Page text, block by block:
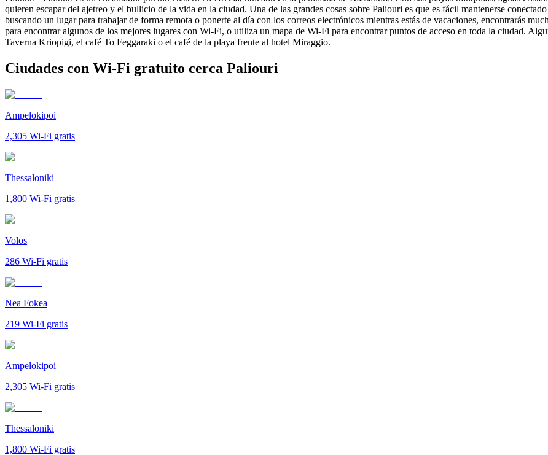
quieren escapar del ajetreo y el bullicio de la vida en la ciudad. Una de las grandes cosas sobre Paliouri es que es fácil mantenerse
buscando un lugar para trabajar de forma remota o ponerte al día con los correos electrónicos mientras estás de vacaciones, encontrarás
para encontrar algunos de los mejores lugares con Wi-Fi, o utiliza un mapa de Wi-Fi para encontrar puntos de acceso en toda la ciudad.
Taverna Kriopigi, el café To Feggaraki o el café de la playa frente al hotel Miraggio.
Ciudades con Wi-Fi gratuito cerca Paliouri
Ampelokipoi
2,305 Wi-Fi gratis
Thessaloniki
1,800 Wi-Fi gratis
Volos
286 Wi-Fi gratis
Nea Fokea
219 Wi-Fi gratis
Ampelokipoi
2,305 Wi-Fi gratis
Thessaloniki
1,800 Wi-Fi gratis